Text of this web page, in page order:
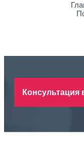
Консультация